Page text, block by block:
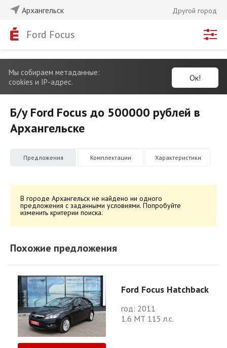
Архангельск Другой город
Ford Focus
Мы собираем метаданные:
cookies и IP-адрес.
Ок!
Б/у Ford Focus до 500000 рублей в
Архангельске
Предложения Комплектации Характеристики
В городе Архангельск не найдено ни одного
предложения с заданными условиями. Попробуйте
изменить критерии поиска.
Похожие предложения
Ford Focus Hatchback
год: 2011
1.6 МТ 115 л.с.